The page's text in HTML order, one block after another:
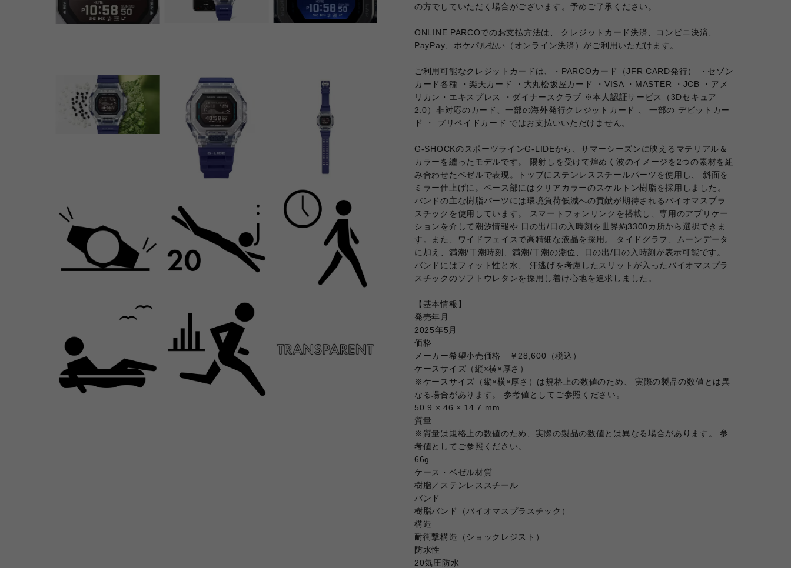
の方でしていただく場合がございます。予めご了承ください。
ONLINE PARCOでのお支払方法は、 クレジットカード決済、コンビニ決済、
PayPay、ポケパル払い（オンライン決済）がご利用いただけます。
ご利用可能なクレジットカードは、・PARCOカード（JFR CARD発行） ・セゾン
カード各種 ・楽天カード ・大丸松坂屋カード ・VISA ・MASTER ・JCB ・アメ
リカン・エキスプレス ・ダイナースクラブ ※本人認証サービス（3Dセキュア
2.0）非対応のカード、一部の海外発行クレジットカード 、 一部の デビットカー
ド ・ プリペイドカード ではお支払いいただけません。
G-SHOCKのスポーツラインG-LIDEから、サマーシーズンに映えるマテリアル＆
カラーを纏ったモデルです。 陽射しを受けて煌めく波のイメージを2つの素材を組
み合わせたベゼルで表現。トップにステンレススチールパーツを使用し、 斜面を
ミラー仕上げに。ベース部にはクリアカラーのスケルトン樹脂を採用しました。
バンドの主な樹脂パーツには環境負荷低減への貢献が期待されるバイオマスプラ
スチックを使用しています。 スマートフォンリンクを搭載し、専用のアプリケー
ションを介して潮汐情報や 日の出/日の入時刻を世界約3300カ所から選択できま
す。また、ワイドフェイスで高精細な液晶を採用。 タイドグラフ、ムーンデータ
に加え、満潮/干潮時刻、満潮/干潮の潮位、日の出/日の入時刻が表示可能です。
バンドにはフィット性と水、 汗逃げを考慮したスリットが入ったバイオマスプラ
スチックのソフトウレタンを採用し着け心地を追求しました。
【基本情報】
発売年月
2025年5月
価格
メーカー希望小売価格 ￥28,600（税込）
ケースサイズ（縦×横×厚さ）
※ケースサイズ（縦×横×厚さ）は規格上の数値のため、 実際の製品の数値とは異
なる場合があります。 参考値としてご参照ください。
50.9 × 46 × 14.7 mm
質量
※質量は規格上の数値のため、実際の製品の数値とは異なる場合があります。 参
考値としてご参照ください。
66g
ケース・ベゼル材質
樹脂／ステンレススチール
バンド
樹脂バンド（バイオマスプラスチック）
構造
耐衝撃構造（ショックレジスト）
防水性
20気圧防水